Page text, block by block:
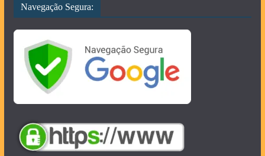
Navegação Segura: